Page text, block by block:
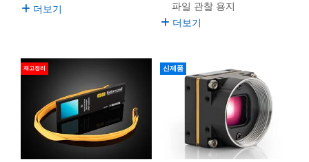
더보기
파일 관찰 용지
더보기
재고정리 신제품